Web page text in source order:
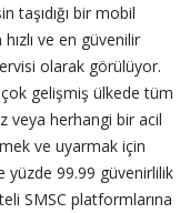
taşıdığı bir mobil
ve en güvenilir
olarak görülüyor.
gelişmiş ülkede tüm
veya herhangi bir acil
ve uyarmak için
yüzde 99.99 güvenirlilik
SMSC platformlarına